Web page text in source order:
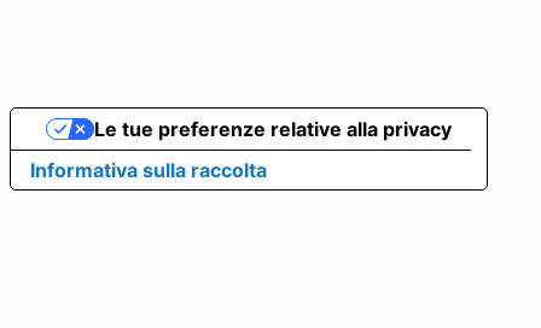
Informativa sulla raccolta
Le tue preferenze relative alla privacy